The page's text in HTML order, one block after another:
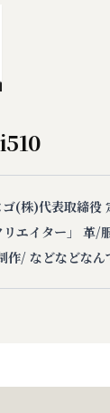
(株)代表取締役
リエイター」 革
作/ などなどなん